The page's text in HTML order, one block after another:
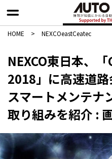
HOME > NEXCOeastCeatec
NEXCO東日本、「
2018」に高速道
スマートメンテナ
取り組みを紹介 :